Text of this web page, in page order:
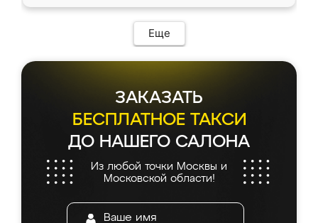
Еще
ЗАКАЗАТЬ
БЕСПЛАТНОЕ ТАКСИ
ДО НАШЕГО САЛОНА
Из любой точки Москвы и
Московской области!